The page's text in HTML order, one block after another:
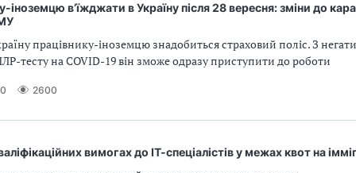
іноземцю в’їжджати в Україну після 28 вересня: зміни до
працівнику-іноземцю знадобиться страховий поліс. З
тесту на COVID-19 він зможе одразу приступити до роботи
2600
вимогах до ІТ-спеціалістів у межах квот на